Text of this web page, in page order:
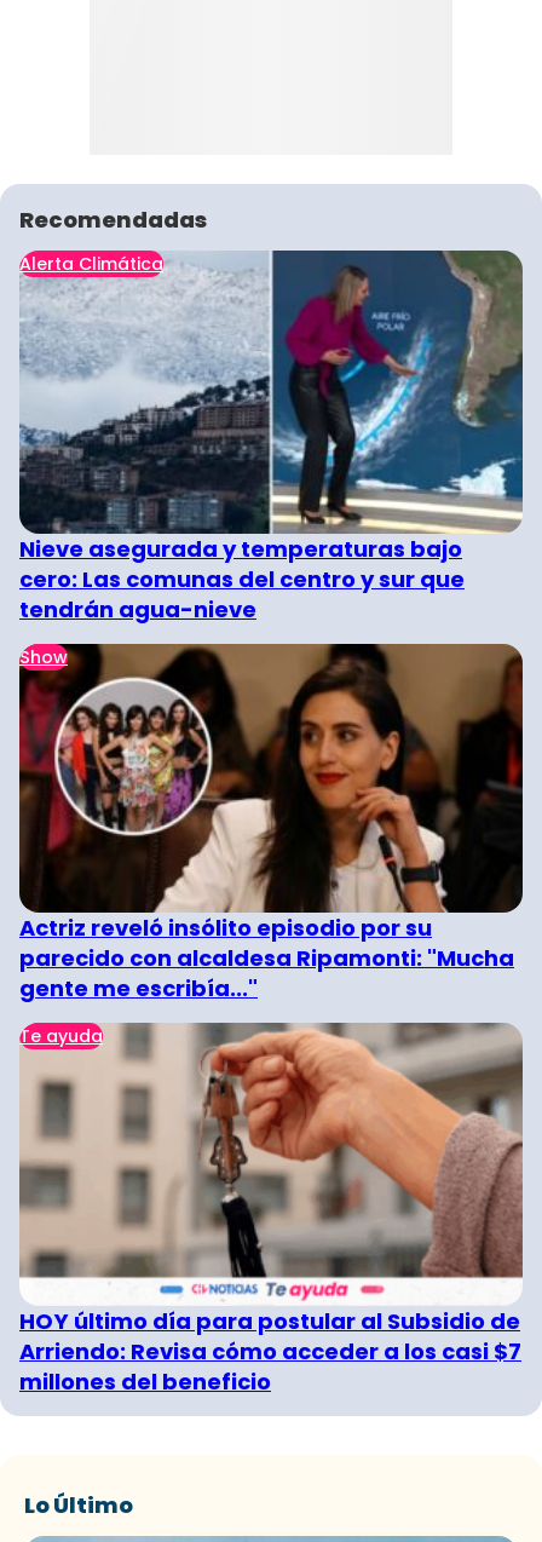
Recomendadas
Alerta Climática
Nieve asegurada y temperaturas bajo
cero: Las comunas del centro y sur que
tendrán agua-nieve
Show
Actriz reveló insólito episodio por su
parecido con alcaldesa Ripamonti: "Mucha
gente me escribía..."
Te ayuda
HOY último día para postular al Subsidio de
Arriendo: Revisa cómo acceder a los casi $7
millones del beneficio
Lo Último